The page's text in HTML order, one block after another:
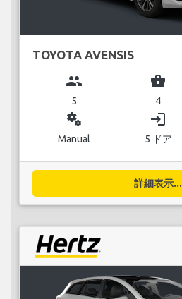
TOYOTA AVENSIS
group
5
business_center
4
miscellaneous_services
Manual
login
5 ドア
詳細表示...